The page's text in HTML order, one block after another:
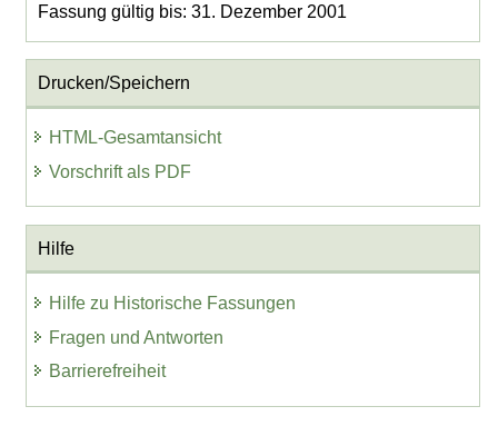
Fassung gültig bis: 31. Dezember 2001
Drucken/Speichern
HTML-Gesamtansicht
Vorschrift als PDF
Hilfe
Hilfe zu Historische Fassungen
Fragen und Antworten
Barrierefreiheit